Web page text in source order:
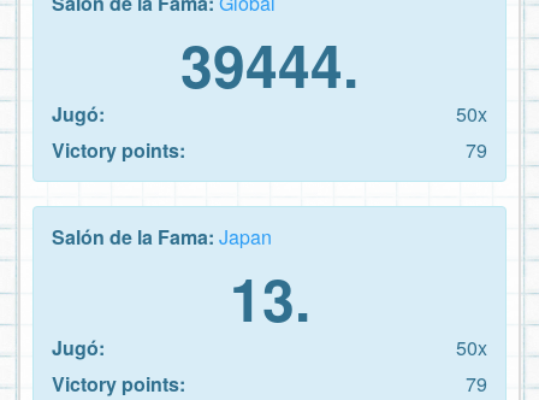
39444.
Jugó:
50x
Victory points:
79
Salón de la Fama: Japan
13.
Jugó:
50x
Victory points:
79